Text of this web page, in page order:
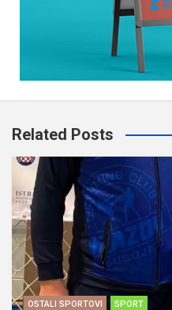
Related Posts
OSTALI SPORTOVI SPORT